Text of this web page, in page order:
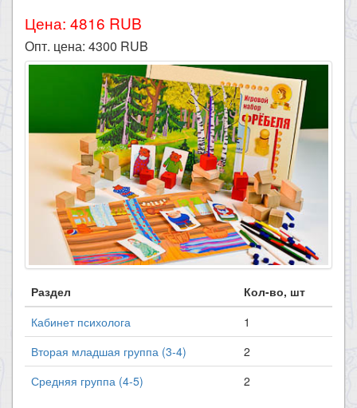
Цена: 4816 RUB
Опт. цена: 4300 RUB
Раздел
Кол-во, шт
Кабинет психолога
1
Вторая младшая группа (3-4)
2
Средняя группа (4-5)
2